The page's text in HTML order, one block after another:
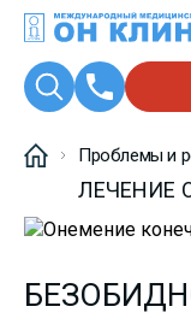
Проблемы и
ЛЕЧЕНИЕ